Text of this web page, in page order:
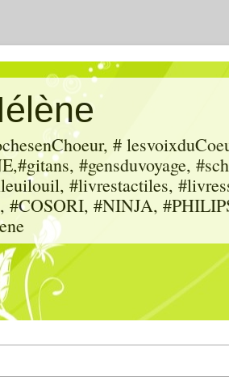
#
#gensduvoyage,
#livrestactiles,
#COSORI, #NINJA,